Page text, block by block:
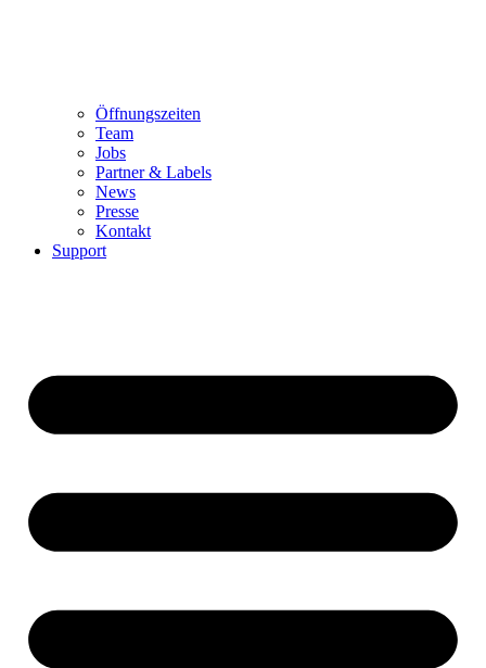
Öffnungszeiten
Team
Jobs
Partner & Labels
News
Presse
Kontakt
Support